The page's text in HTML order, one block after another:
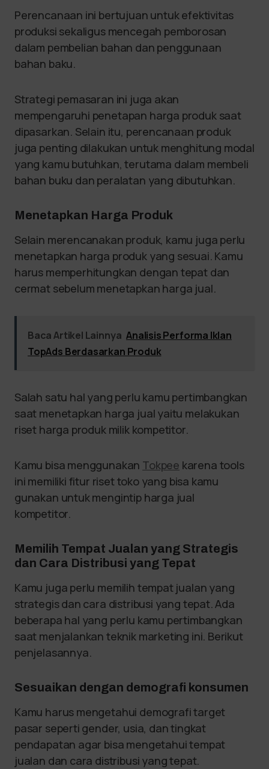
Perencanaan ini bertujuan untuk efektivitas
produksi sekaligus mencegah pemborosan
dalam pembelian bahan dan penggunaan
bahan baku.
Strategi pemasaran ini juga akan
mempengaruhi penetapan harga produk saat
dipasarkan. Selain itu, perencanaan produk
juga penting dilakukan untuk menghitung modal
yang kamu butuhkan, terutama dalam membeli
bahan buku dan peralatan yang dibutuhkan.
Menetapkan Harga Produk
Selain merencanakan produk, kamu juga perlu
menetapkan harga produk yang sesuai. Kamu
harus memperhitungkan dengan tepat dan
cermat sebelum menetapkan harga jual.
Baca Artikel Lainnya Analisis Performa Iklan
TopAds Berdasarkan Produk
Salah satu hal yang perlu kamu pertimbangkan
saat menetapkan harga jual yaitu melakukan
riset harga produk milik kompetitor.
Kamu bisa menggunakan Tokpee karena tools
ini memiliki fitur riset toko yang bisa kamu
gunakan untuk mengintip harga jual
kompetitor.
Memilih Tempat Jualan yang Strategis
dan Cara Distribusi yang Tepat
Kamu juga perlu memilih tempat jualan yang
strategis dan cara distribusi yang tepat. Ada
beberapa hal yang perlu kamu pertimbangkan
saat menjalankan teknik marketing ini. Berikut
penjelasannya.
Sesuaikan dengan demografi konsumen
Kamu harus mengetahui demografi target
pasar seperti gender, usia, dan tingkat
pendapatan agar bisa mengetahui tempat
jualan dan cara distribusi yang tepat.